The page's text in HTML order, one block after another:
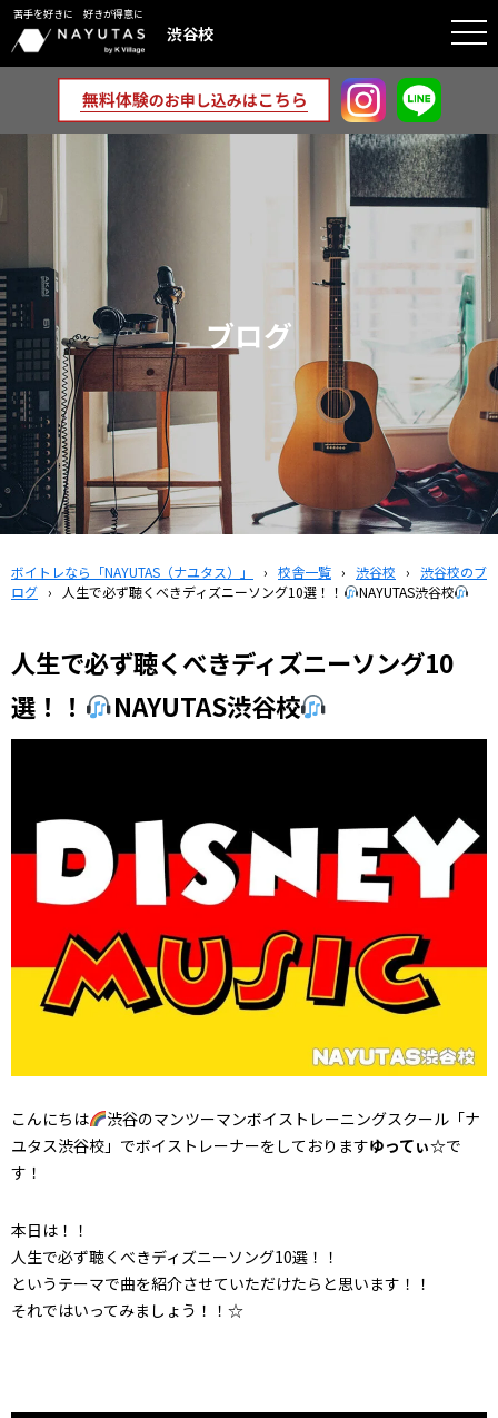
苦手を好きに 好きが得意に
渋谷校
ブログ
ボイトレなら「NAYUTAS（ナユタス）」 › 校舎一覧 › 渋谷校 › 渋谷校のブ
ログ › 人生で必ず聴くべきディズニーソング10選！！ NAYUTAS渋谷校
人生で必ず聴くべきディズニーソング10
選！！
NAYUTAS渋谷校
こんにちは
渋谷のマンツーマンボイストレーニングスクール「ナ
ユタス渋谷校」でボイストレーナーをしておりますゆってぃ☆で
す！
本日は！！
人生で必ず聴くべきディズニーソング10選！！
というテーマで曲を紹介させていただけたらと思います！！
それではいってみましょう！！☆